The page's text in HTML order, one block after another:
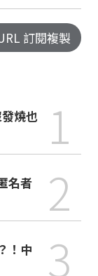
訂閱複製
1
名者
2
3